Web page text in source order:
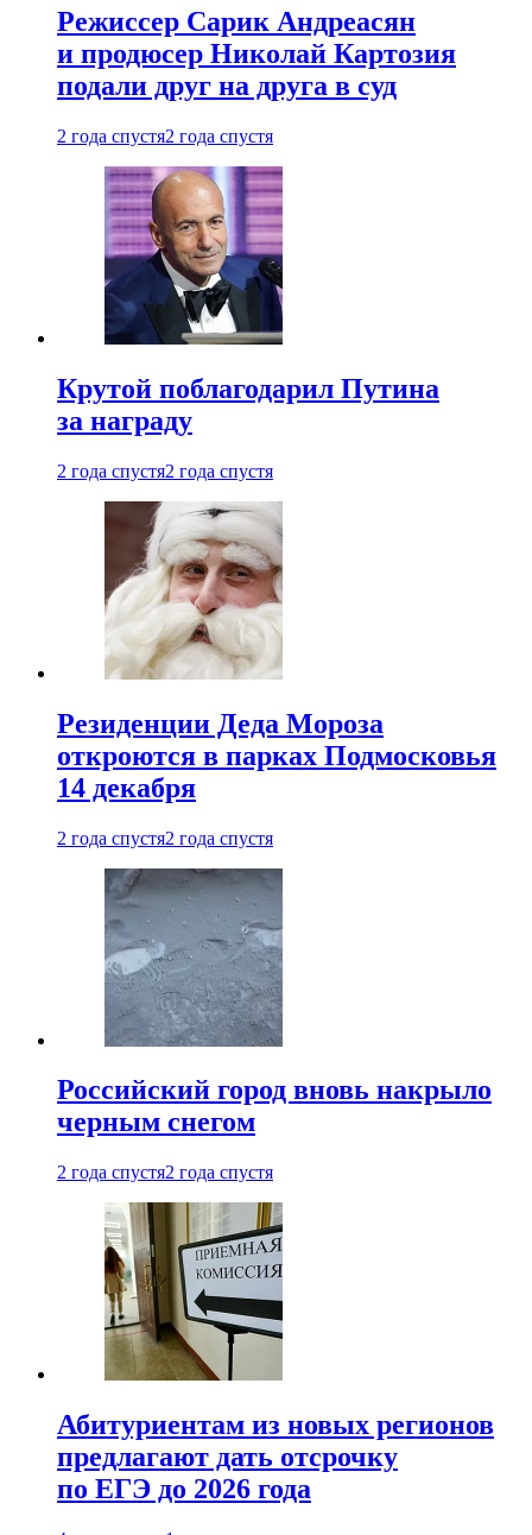
Режиссер Сарик Андреасян
и продюсер Николай Картозия
подали друг на друга в суд
2 года спустя2 года спустя
Крутой поблагодарил Путина
за награду
2 года спустя2 года спустя
Резиденции Деда Мороза
откроются в парках Подмосковья
14 декабря
2 года спустя2 года спустя
Российский город вновь накрыло
черным снегом
2 года спустя2 года спустя
Абитуриентам из новых регионов
предлагают дать отсрочку
по ЕГЭ до 2026 года